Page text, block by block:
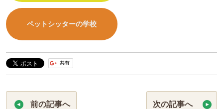
ペットシッターの学校
前の記事へ 次の記事へ